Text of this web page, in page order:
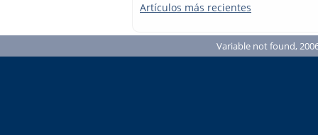
Artículos más recientes
Variable not found,